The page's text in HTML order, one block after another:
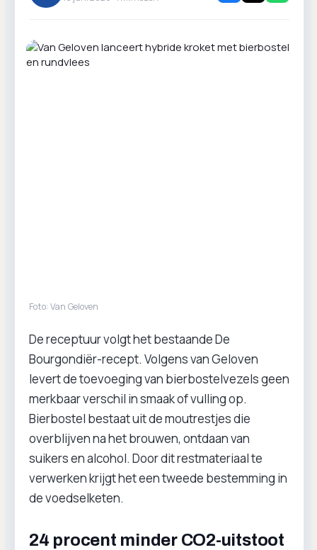
Foto: Van Geloven
De receptuur volgt het bestaande De
Bourgondiër-recept. Volgens van Geloven
levert de toevoeging van bierbostelvezels geen
merkbaar verschil in smaak of vulling op.
Bierbostel bestaat uit de moutrestjes die
overblijven na het brouwen, ontdaan van
suikers en alcohol. Door dit restmateriaal te
verwerken krijgt het een tweede bestemming in
de voedselketen.
24 procent minder CO2-uitstoot